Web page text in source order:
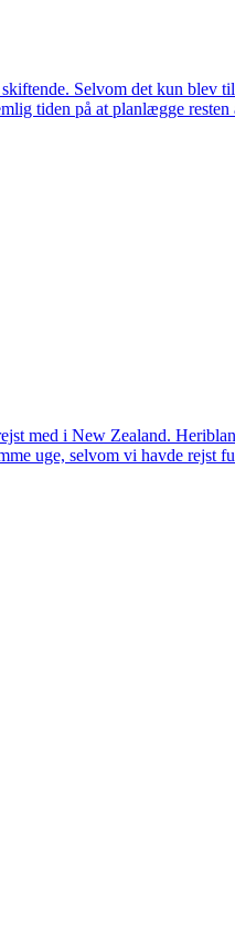
Selvom det kun blev
tiden på at planlægge resten
med i New Zealand.
uge, selvom vi havde rejst